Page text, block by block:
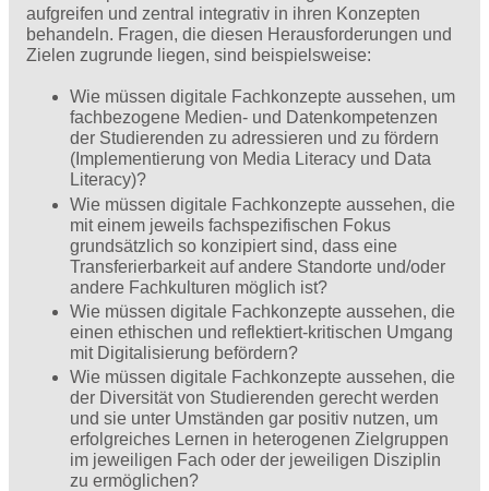
aufgreifen und zentral integrativ in ihren Konzepten
behandeln. Fragen, die diesen Herausforderungen und
Zielen zugrunde liegen, sind beispielsweise:
Wie müssen digitale Fachkonzepte aussehen, um
fachbezogene Medien- und Datenkompetenzen
der Studierenden zu adressieren und zu fördern
(Implementierung von Media Literacy und Data
Literacy)?
Wie müssen digitale Fachkonzepte aussehen, die
mit einem jeweils fachspezifischen Fokus
grundsätzlich so konzipiert sind, dass eine
Transferierbarkeit auf andere Standorte und/oder
andere Fachkulturen möglich ist?
Wie müssen digitale Fachkonzepte aussehen, die
einen ethischen und reflektiert-kritischen Umgang
mit Digitalisierung befördern?
Wie müssen digitale Fachkonzepte aussehen, die
der Diversität von Studierenden gerecht werden
und sie unter Umständen gar positiv nutzen, um
erfolgreiches Lernen in heterogenen Zielgruppen
im jeweiligen Fach oder der jeweiligen Disziplin
zu ermöglichen?